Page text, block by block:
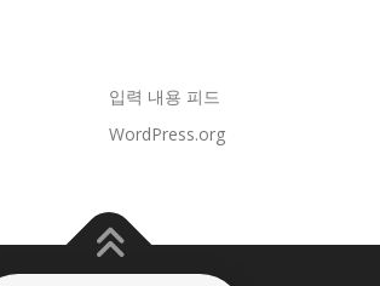
입력 내용 피드
WordPress.org